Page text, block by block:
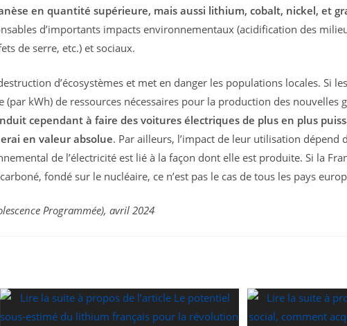
en quantité supérieure, mais aussi lithium, cobalt, nickel, et
d’importants impacts environnementaux (acidification des
de serre, etc.) et sociaux.
d’écosystèmes et met en danger les populations locales. Si
kWh) de ressources nécessaires pour la production des nouvelles
cependant à faire des voitures électriques de plus en plus
en valeur absolue. Par ailleurs, l’impact de leur utilisation dépend
de l’électricité est lié à la façon dont elle est produite. Si la
fondé sur le nucléaire, ce n’est pas le cas de tous les pays
Programmée), avril 2024